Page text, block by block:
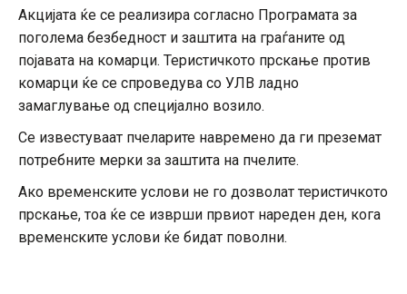
Акцијата ќе се реализира согласно Програмата за
поголема безбедност и заштита на граѓаните од
појавата на комарци. Теристичкото прскање против
комарци ќе се спроведува со УЛВ ладно
замаглување од специјално возило.
Се известуваат пчеларите навремено да ги преземат
потребните мерки за заштита на пчелите.
Ако временските услови не го дозволат теристичкото
прскање, тоа ќе се изврши првиот нареден ден, кога
временските услови ќе бидат поволни.